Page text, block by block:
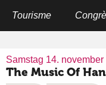
Tourisme
Samstag 14.
The Music Of